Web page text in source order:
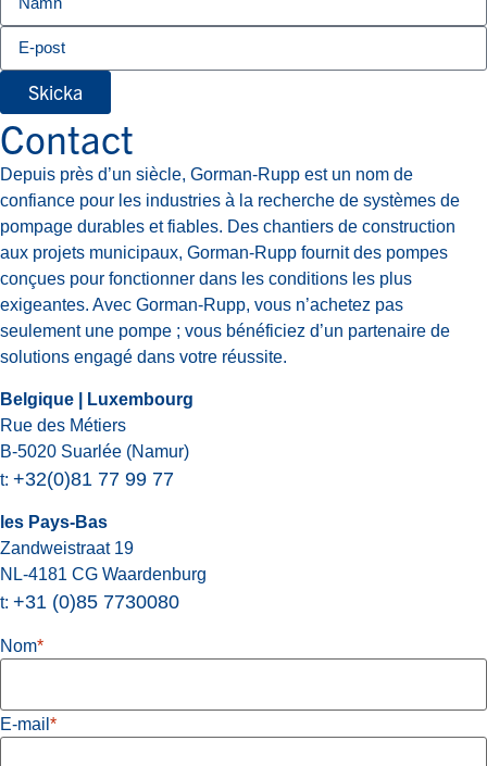
Skicka
Contact
Depuis près d’un siècle, Gorman-Rupp est un nom de
confiance pour les industries à la recherche de systèmes de
pompage durables et fiables. Des chantiers de construction
aux projets municipaux, Gorman-Rupp fournit des pompes
conçues pour fonctionner dans les conditions les plus
exigeantes. Avec Gorman-Rupp, vous n’achetez pas
seulement une pompe ; vous bénéficiez d’un partenaire de
solutions engagé dans votre réussite.
Belgique | Luxembourg
Rue des Métiers
B-5020 Suarlée (Namur)
t: +32(0)81 77 99 77
les Pays-Bas
Zandweistraat 19
NL-4181 CG Waardenburg
t: +31 (0)85 7730080
Nom*
E-mail *